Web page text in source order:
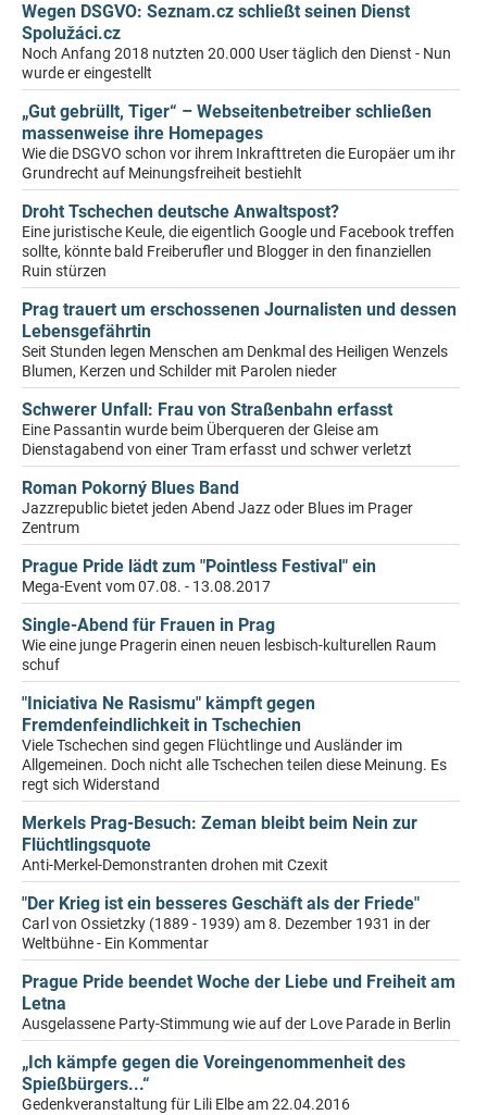
Wegen DSGVO: Seznam.cz schließt seinen Dienst
Spolužáci.cz
Noch Anfang 2018 nutzten 20.000 User täglich den Dienst - Nun
wurde er eingestellt
„Gut gebrüllt, Tiger“ – Webseitenbetreiber schließen
massenweise ihre Homepages
Wie die DSGVO schon vor ihrem Inkrafttreten die Europäer um ihr
Grundrecht auf Meinungsfreiheit bestiehlt
Droht Tschechen deutsche Anwaltspost?
Eine juristische Keule, die eigentlich Google und Facebook treffen
sollte, könnte bald Freiberufler und Blogger in den finanziellen
Ruin stürzen
Prag trauert um erschossenen Journalisten und dessen
Lebensgefährtin
Seit Stunden legen Menschen am Denkmal des Heiligen Wenzels
Blumen, Kerzen und Schilder mit Parolen nieder
Schwerer Unfall: Frau von Straßenbahn erfasst
Eine Passantin wurde beim Überqueren der Gleise am
Dienstagabend von einer Tram erfasst und schwer verletzt
Roman Pokorný Blues Band
Jazzrepublic bietet jeden Abend Jazz oder Blues im Prager
Zentrum
Prague Pride lädt zum "Pointless Festival" ein
Mega-Event vom 07.08. - 13.08.2017
Single-Abend für Frauen in Prag
Wie eine junge Pragerin einen neuen lesbisch-kulturellen Raum
schuf
"Iniciativa Ne Rasismu" kämpft gegen
Fremdenfeindlichkeit in Tschechien
Viele Tschechen sind gegen Flüchtlinge und Ausländer im
Allgemeinen. Doch nicht alle Tschechen teilen diese Meinung. Es
regt sich Widerstand
Merkels Prag-Besuch: Zeman bleibt beim Nein zur
Flüchtlingsquote
Anti-Merkel-Demonstranten drohen mit Czexit
"Der Krieg ist ein besseres Geschäft als der Friede"
Carl von Ossietzky (1889 - 1939) am 8. Dezember 1931 in der
Weltbühne - Ein Kommentar
Prague Pride beendet Woche der Liebe und Freiheit am
Letna
Ausgelassene Party-Stimmung wie auf der Love Parade in Berlin
„Ich kämpfe gegen die Voreingenommenheit des
Spießbürgers...“
Gedenkveranstaltung für Lili Elbe am 22.04.2016